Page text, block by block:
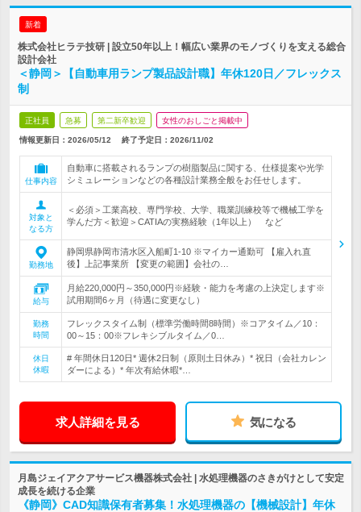
新着
株式会社ヒラテ技研 | 設立50年以上！幅広い業界のモノづくりを支える総合
設計会社
＜静岡＞【自動車用ランプ製品設計職】年休120日／フレックス
制
正社員 急募 第二新卒歓迎 女性のおしごと掲載中
情報更新日：2026/05/12 終了予定日： 2026/11/02
仕事内容
自動車に搭載されるランプの樹脂製品に関する、仕様提案や光学
シミュレーションなどの各種設計業務全般をお任せします。
対象と
なる方
＜必須＞工業高校、専門学校、大学、職業訓練校等で機械工学を
学んだ方＜歓迎＞CATIAの実務経験（1年以上） など
勤務地
静岡県静岡市清水区入船町1-10 ※マイカー通勤可 【雇入れ直
後】上記事業所 【変更の範囲】会社の…
給与
月給220,000円～350,000円※経験・能力を考慮の上決定します※
試用期間6ヶ月（待遇に変更なし）
勤務
時間
フレックスタイム制（標準労働時間8時間）※コアタイム／10：
00～15：00※フレキシブルタイム／0…
休日
休暇
# 年間休日120日* 週休2日制（原則土日休み）* 祝日（会社カレン
ダーによる）* 年次有給休暇*…
求人詳細を見る 気になる
月島ジェイアクアサービス機器株式会社 | 水処理機器のさきがけとして安定
成長を続ける企業
《静岡》CAD知識保有者募集！水処理機器の【機械設計】年休